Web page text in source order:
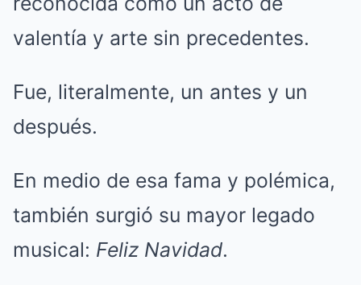
valentía y arte sin precedentes.
Fue, literalmente, un antes y un
después.
En medio de esa fama y polémica,
también surgió su mayor legado
musical: Feliz Navidad.